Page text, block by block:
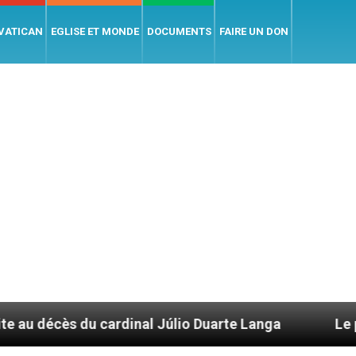
EGLISE ET MONDE DOCUMENTS FAIRE UN DON
Júlio Duarte Langa Le pape Léon XIV